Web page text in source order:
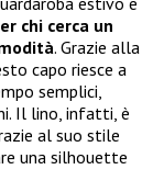
chi cerca un
. Grazie alla
capo riesce a
semplici,
Il lino, infatti, è
al suo stile
una silhouette